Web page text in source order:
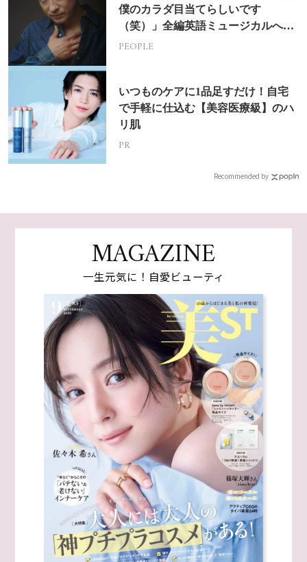
僕のカラダ目当てらしいです
（笑）」全編英語ミュージカルへの
挑戦
PEOPLE
いつものケアに1品足すだけ！自宅
で手軽に仕込む【美容医療級】のハ
リ肌
PR
Recommended by
MAGAZINE
一生元気に！自愛ビューティ